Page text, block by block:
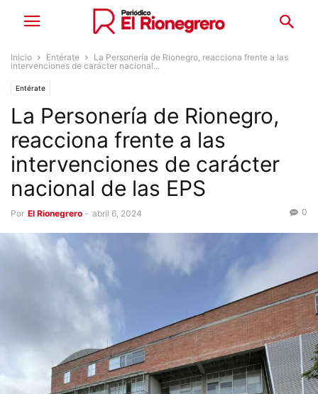
Inicio Entérate
La Personería de Rionegro, reacciona frente a las
intervenciones de carácter nacional...
Entérate
La Personería de Rionegro,
reacciona frente a las
intervenciones de carácter
nacional de las EPS
Por El Rionegrero - abril 6, 2024 0